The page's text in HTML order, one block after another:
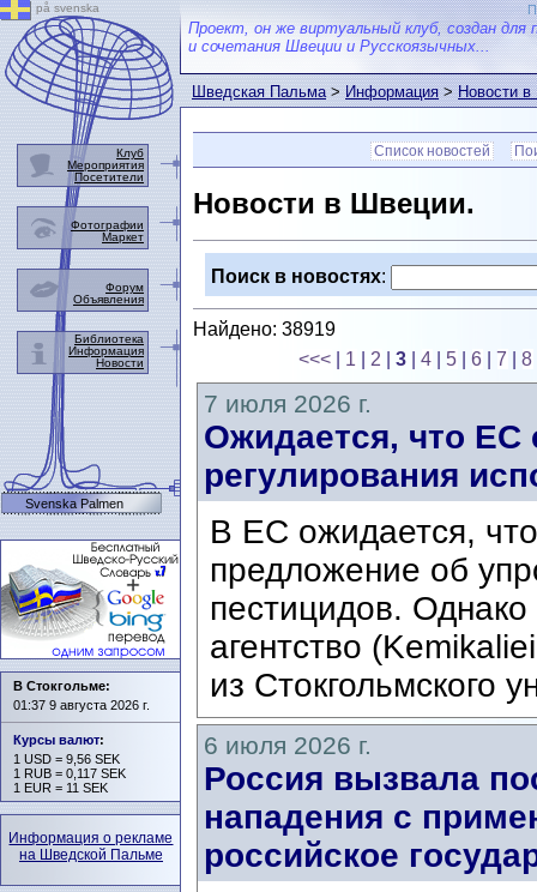
Проект, он же виртуальный клуб, создан для
и сочетания Швеции и Русскоязычных...
Шведская Пальма>Информация>Новости
Список новостей
Новости в Швеции.
Поиск в новостях:
Найдено: 38919
<<<
1 2 |3 |4 5 |6 |7 |8
7 июля 2026 г.
Ожидается, что ЕС
регулирования
В ЕС ожидается,
предложение об
пестицидов.
агентство
из Стокгольмского
6 июля 2026 г.
Россия вызвала
нападения с
российское
på svenska
Клуб
Мероприятия
Посетители
Фотографии
Маркет
Форум
Объявления
Библиотека
Информация
Новости
Svenska Palmen
В Стокгольме:
01:37 9 августа 2026 г.
Курсы валют:
1 USD = 9,56 SEK
1 RUB = 0,117 SEK
1 EUR = 11 SEK
Информация о рекламе
на Шведской Пальме